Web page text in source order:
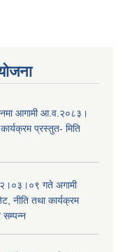
आगामी आ.व.२०८३।
प्रस्तुत- मिति
गते अगामी
तथा कार्यक्रम